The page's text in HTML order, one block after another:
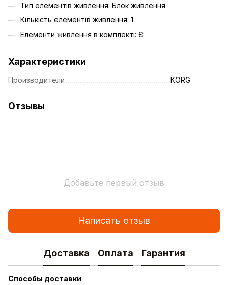
Тип елементів живлення: Блок живлення
Кількість елементів живлення: 1
Елементи живлення в комплекті: Є
Характеристики
Производители KORG
Отзывы
Добавьте первый отзыв
Написать отзыв
Доставка Оплата Гарантия
Способы доставки